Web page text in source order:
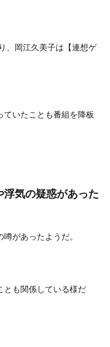
、岡江久美子は【連想ゲ
いたことも番組を降板
気の疑惑があった
があったようだ。
とも関係している様だ